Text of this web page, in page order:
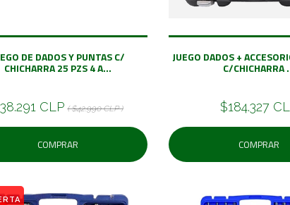
DE DADOS Y PUNTAS C/
CHICHARRA 25 PZS 4 A...
CLP ( $42.990 CLP )
COMPRAR
JUEGO DADOS +
C/CHICHARRA
$184.327
COMPRAR